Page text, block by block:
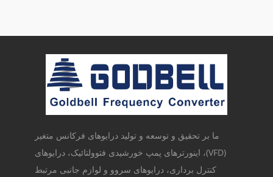
ما بر تحقیق و توسعه و تولید درایوهای فرکانس متغیر
(VFD)، اینورترهای پمپ خورشیدی فتوولتائیک، درایوهای
کنترل برداری، درایوهای سروو و لوازم جانبی مرتبط